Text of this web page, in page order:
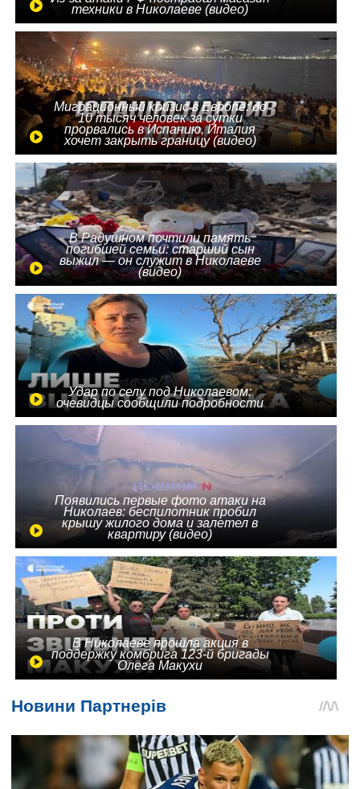
техники в Николаеве (видео)
Миграционный кризис в Европе: до
10 тысяч человек за сутки
прорвались в Испанию, Италия
хочет закрыть границу (видео)
В Радушном почтили память
погибшей семьи: старший сын
выжил — он служит в Николаеве
(видео)
Удар по селу под Николаевом:
очевидцы сообщили подробности
Появились первые фото атаки на
Николаев: беспилотник пробил
крышу жилого дома и залетел в
квартиру (видео)
В Николаеве прошла акция в
поддержку комбрига 123-й бригады
Олега Макухи